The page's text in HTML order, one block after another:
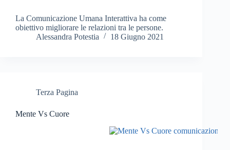
La Comunicazione Umana Interattiva ha come
obiettivo migliorare le relazioni tra le persone.
Alessandra Potestia
18 Giugno 2021
Terza Pagina
Mente Vs Cuore